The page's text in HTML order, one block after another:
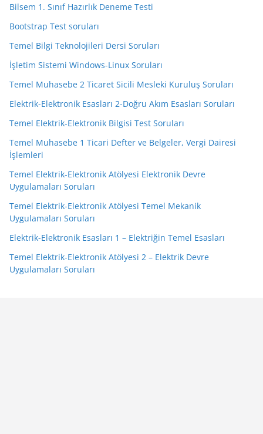
Bilsem 1. Sınıf Hazırlık Deneme Testi
Bootstrap Test soruları
Temel Bilgi Teknolojileri Dersi Soruları
İşletim Sistemi Windows-Linux Soruları
Temel Muhasebe 2 Ticaret Sicili Mesleki Kuruluş Soruları
Elektrik-Elektronik Esasları 2-Doğru Akım Esasları Soruları
Temel Elektrik-Elektronik Bilgisi Test Soruları
Temel Muhasebe 1 Ticari Defter ve Belgeler, Vergi Dairesi
İşlemleri
Temel Elektrik-Elektronik Atölyesi Elektronik Devre
Uygulamaları Soruları
Temel Elektrik-Elektronik Atölyesi Temel Mekanik
Uygulamaları Soruları
Elektrik-Elektronik Esasları 1 – Elektriğin Temel Esasları
Temel Elektrik-Elektronik Atölyesi 2 – Elektrik Devre
Uygulamaları Soruları